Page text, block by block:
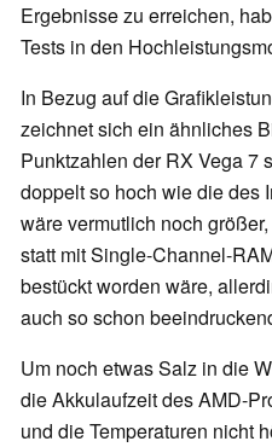
Ergebnisse zu erreichen,
Tests in den
In Bezug auf die
zeichnet sich ein ähnliches
Punktzahlen der RX Vega 7
doppelt so hoch wie die des
wäre vermutlich noch
statt mit Single-Channel-
bestückt worden wäre,
auch so schon
Um noch etwas Salz in die
die Akkulaufzeit des AMD-
und die Temperaturen nicht